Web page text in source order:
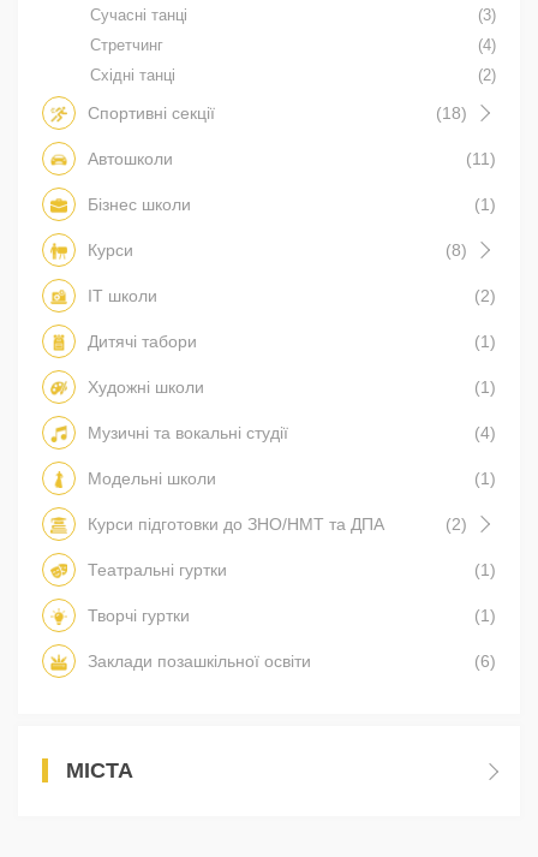
Сучасні танці
(3)
Стретчинг
(4)
Східні танці
(2)
Спортивні секції (18)
Автошколи (11)
Бізнес школи (1)
Курси (8)
IT школи (2)
Дитячі табори (1)
Художні школи (1)
Музичні та вокальні студії (4)
Модельні школи (1)
Курси підготовки до ЗНО/НМТ та ДПА (2)
Театральні гуртки (1)
Творчі гуртки (1)
Заклади позашкільної освіти (6)
МІСТА